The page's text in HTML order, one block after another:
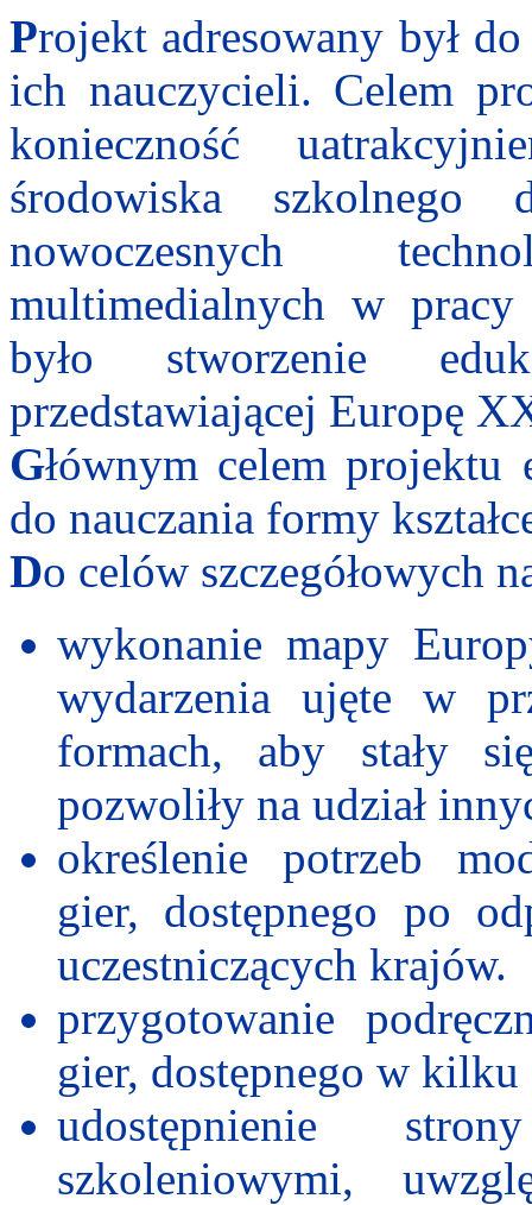
Projekt adresowany był
ich nauczycieli. Celem
konieczność
środowiska
nowoczesnych
multimedialnych w
było stworzenie
przedstawiającej Europę
Głównym celem projektu
do nauczania formy
Do celów szczegółowych
wykonanie mapy
wydarzenia ujęte w
formach, aby stały
pozwoliły na udział
określenie potrzeb
gier, dostępnego po
uczestniczących krajów.
przygotowanie
gier, dostępnego w
udostępnienie
szkoleniowymi,